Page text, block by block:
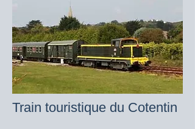
Train touristique du Cotentin